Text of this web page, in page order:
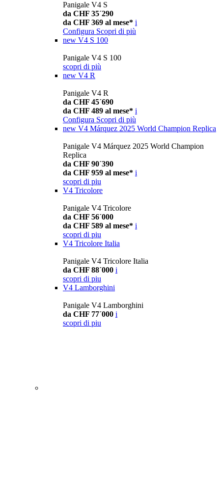
Panigale V4 S
da CHF 35´290
da CHF 369 al mese* i
Configura Scopri di più
new V4 S 100
Panigale V4 S 100
scopri di più
new V4 R
Panigale V4 R
da CHF 45´690
da CHF 489 al mese* i
Configura Scopri di più
new V4 Márquez 2025 World Champion Replica
Panigale V4 Márquez 2025 World Champion
Replica
da CHF 90´390
da CHF 959 al mese* i
scopri di piu
V4 Tricolore
Panigale V4 Tricolore
da CHF 56´000
da CHF 589 al mese* i
scopri di piu
V4 Tricolore Italia
Panigale V4 Tricolore Italia
da CHF 88´000 i
scopri di piu
V4 Lamborghini
Panigale V4 Lamborghini
da CHF 77´000 i
scopri di piu